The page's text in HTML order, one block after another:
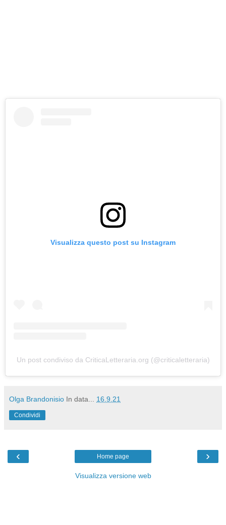
Visualizza questo post su Instagram
Un post condiviso da CriticaLetteraria.org (@criticaletteraria)
Olga Brandonisio In data... 16.9.21
Condividi
‹ ›
Home page
Visualizza versione web